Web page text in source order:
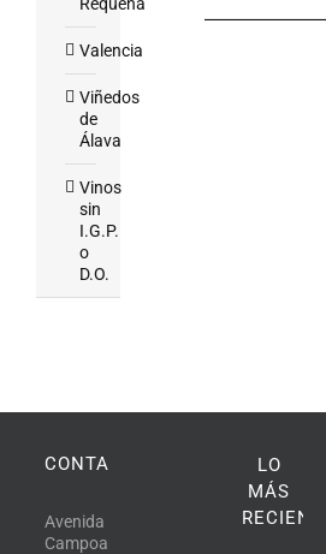
Valencia
Viñedos
de
Álava
Vinos
sin
I.G.P.
o
D.O.
CONTACTO
Avenida
Campoamor,
LO
MÁS
RECIENTE